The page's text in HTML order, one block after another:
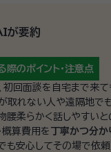
が要約
際のポイント・注意点
初回面談を自宅まで来
取れない人や遠隔地で
腰柔らかく話しやすい
概算費用を 丁寧かつ分か
も安心してその場で依